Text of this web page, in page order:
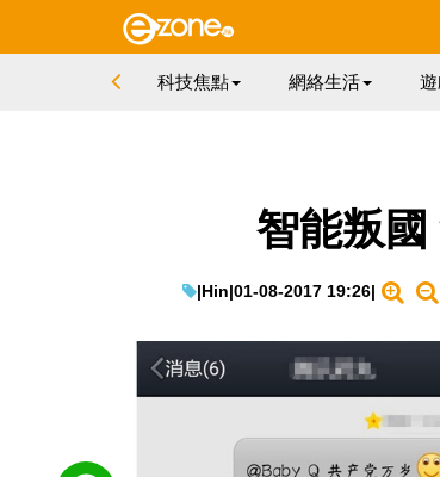
科技焦點 網絡生活
智能叛國
|Hin|01-08-2017 19:26|